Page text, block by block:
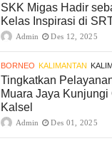
SKK Migas Hadir
Kelas Inspirasi di
Admin Des 12, 2025
BORNEO KALIMANTAN
Tingkatkan
Muara Jaya Kunjungi
Kalsel
Admin Des 01, 2025